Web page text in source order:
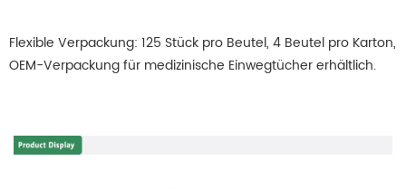
Flexible Verpackung: 125 Stück pro Beutel, 4 Beutel pro Karton,
OEM-Verpackung für medizinische Einwegtücher erhältlich.